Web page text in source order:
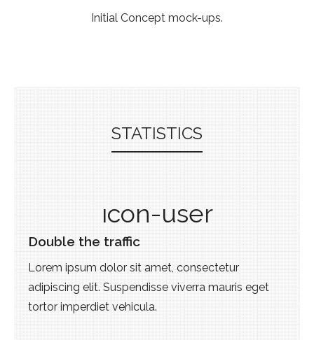
Initial Concept mock-ups.
STATISTICS
icon-user
Double the traffic
Lorem ipsum dolor sit amet, consectetur
adipiscing elit. Suspendisse viverra mauris eget
tortor imperdiet vehicula.